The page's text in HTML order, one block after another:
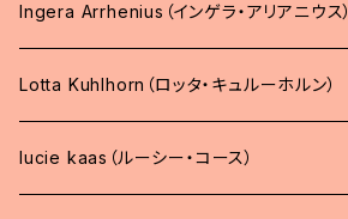
Ingera Arrhenius（インゲラ・アリアニウス）
Lotta Kuhlhorn（ロッタ・キュルーホルン）
lucie kaas（ルーシー・コース）